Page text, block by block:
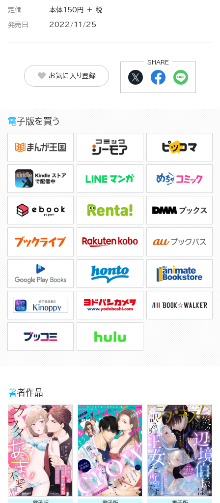
定価 本体150円 ＋ 税
発売日 2022/11/25
お気に入り登録
SHARE
電子版を買う
著者作品